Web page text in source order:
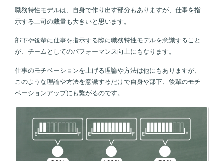
職務特性モデルは、自身で作り出す部分もありますが、仕事を指
示する上司の裁量も大きいと思います。
部下や後輩に仕事を指示する際に職務特性モデルを意識すること
が、チームとしてのパフォーマンス向上にもなります。
仕事のモチベーションを上げる理論や方法は他にもありますが、
このような理論や方法を意識するだけで自身や部下、後輩のモチ
ベーションアップにも繋がるのです。